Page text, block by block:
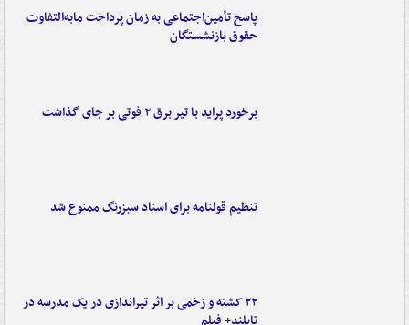
پاسخ تأمین‌اجتماعی به زمان پرداخت مابه‌التفاوت
حقوق بازنشستگان
برخورد پراید با تیر برق ۲ فوتی بر جای گذاشت
تنظیم قولنامه برای اسناد سبزرنگ ممنوع شد
۲۲ کشته و زخمی بر اثر تیراندازی در یک مدرسه در